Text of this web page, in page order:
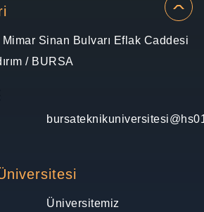
Sinan Bulvarı Eflak Caddesi
/ BURSA
Üniversitemiz